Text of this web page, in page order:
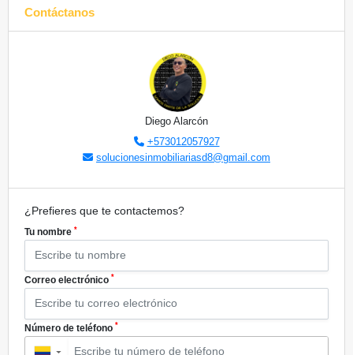
Contáctanos
Diego Alarcón
+573012057927
solucionesinmobiliariasd8@gmail.com
¿Prefieres que te contactemos?
Tu nombre *
Correo electrónico *
Número de teléfono *
▼